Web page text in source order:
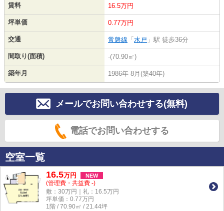
賃料 16.5万円
坪単価 0.77万円
交通 常磐線 「 水戸 」駅 徒歩36分
間取り(面積) -(70.90㎡)
築年月 1986年 8月(築40年)
メールでお問い合わせする(無料)
電話でお問い合わせする
空室一覧
16.5万円 NEW
(管理費・共益費 -)
敷：30万円｜礼：16.5万円
坪単価： 0.77万円
1階 / 70.90㎡ / 21.44坪